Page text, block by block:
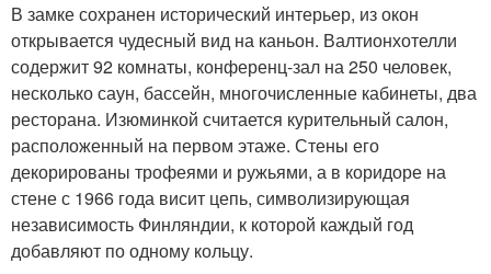
В замке сохранен исторический интерьер, из окон
открывается чудесный вид на каньон. Валтионхотелли
содержит 92 комнаты, конференц-зал на 250 человек,
несколько саун, бассейн, многочисленные кабинеты, два
ресторана. Изюминкой считается курительный салон,
расположенный на первом этаже. Стены его
декорированы трофеями и ружьями, а в коридоре на
стене с 1966 года висит цепь, символизирующая
независимость Финляндии, к которой каждый год
добавляют по одному кольцу.